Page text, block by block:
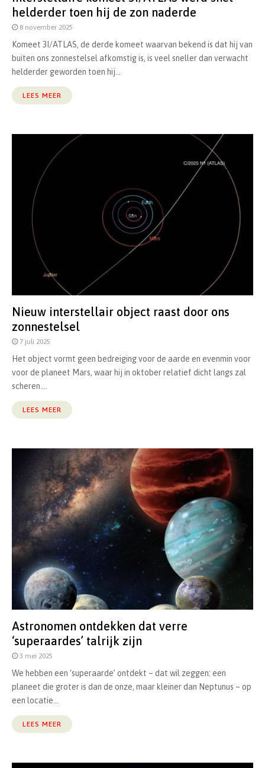
helderder toen hij de zon naderde
8 november 2025
Komeet 3I/ATLAS, de derde komeet waarvan bekend is dat hij van
buiten ons zonnestelsel afkomstig is, is veel sneller dan verwacht
helderder geworden toen hij...
LEES MEER
Nieuw interstellair object raast door ons
zonnestelsel
7 juli 2025
Het object vormt geen bedreiging voor de aarde en evenmin voor
voor de planeet Mars, waar hij in oktober relatief dicht langs zal
scheren....
LEES MEER
Astronomen ontdekken dat verre
‘superaardes’ talrijk zijn
3 mei 2025
We hebben een ‘superaarde’ ontdekt – dat wil zeggen: een
planeet die groter is dan de onze, maar kleiner dan Neptunus – op
een locatie...
LEES MEER